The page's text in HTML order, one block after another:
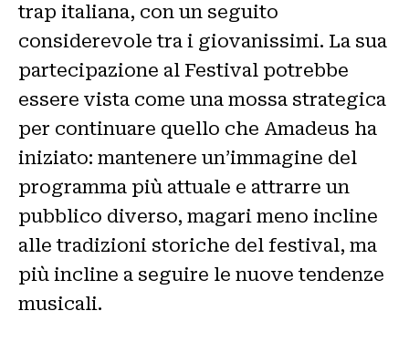
trap italiana, con un seguito
considerevole tra i giovanissimi. La sua
partecipazione al Festival potrebbe
essere vista come una mossa strategica
per continuare quello che Amadeus ha
iniziato: mantenere un’immagine del
programma più attuale e attrarre un
pubblico diverso, magari meno incline
alle tradizioni storiche del festival, ma
più incline a seguire le nuove tendenze
musicali.